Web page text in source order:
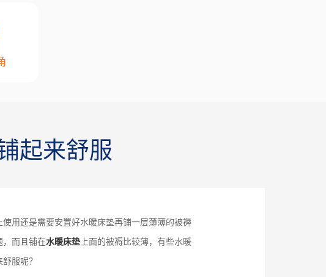
起来舒服
用还是需要安置好水暖床垫再铺一层薄薄的被褥
，而且铺在水暖床垫 上面的被褥比较薄，有些水暖
服呢？